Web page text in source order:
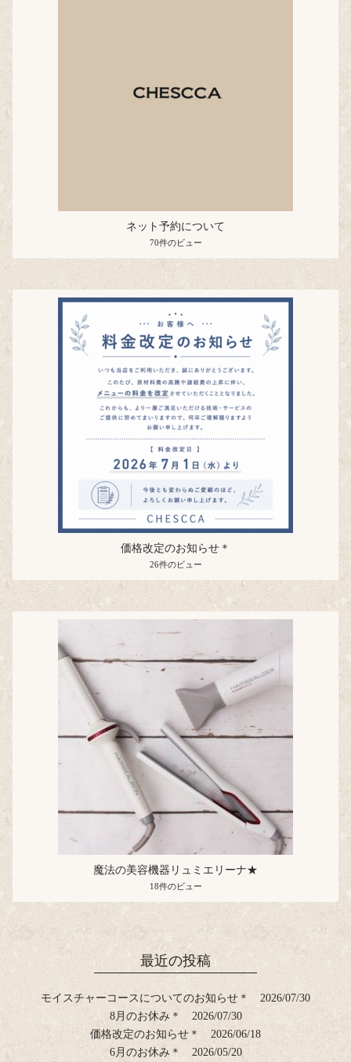
ネット予約について
70件のビュー
価格改定のお知らせ＊
26件のビュー
魔法の美容機器リュミエリーナ★
18件のビュー
最近の投稿
モイスチャーコースについてのお知らせ＊
2026/07/30
8月のお休み＊
2026/07/30
価格改定のお知らせ＊
2026/06/18
6月のお休み＊
2026/05/20